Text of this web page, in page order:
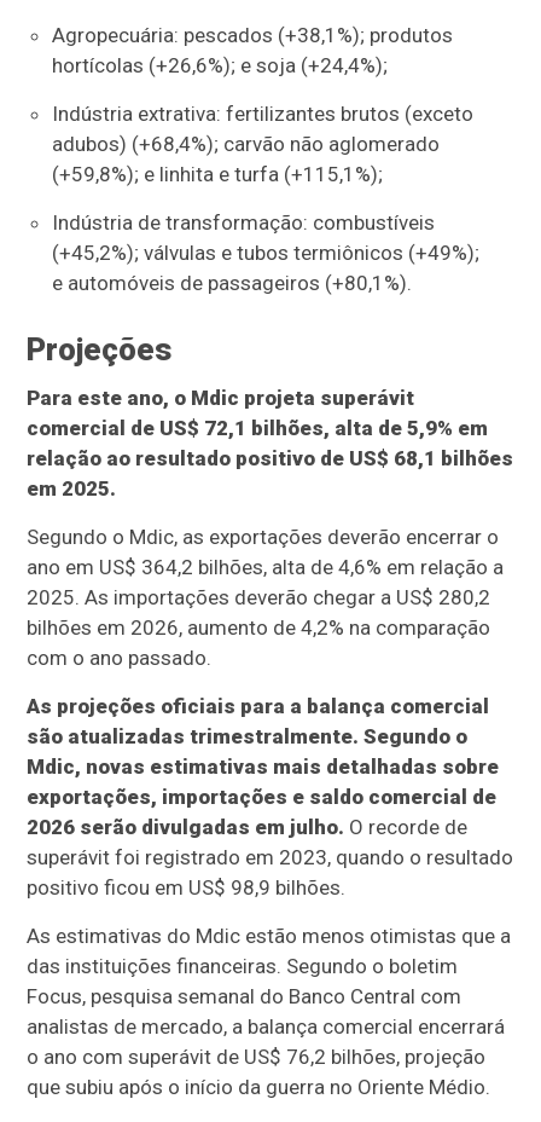
Agropecuária: pescados (+38,1%); produtos
hortícolas (+26,6%); e soja (+24,4%);
Indústria extrativa: fertilizantes brutos (exceto
adubos) (+68,4%); carvão não aglomerado
(+59,8%); e linhita e turfa (+115,1%);
Indústria de transformação: combustíveis
(+45,2%); válvulas e tubos termiônicos (+49%);
e automóveis de passageiros (+80,1%).
Projeções
Para este ano, o Mdic projeta superávit
comercial de US$ 72,1 bilhões, alta de 5,9% em
relação ao resultado positivo de US$ 68,1 bilhões
em 2025.
Segundo o Mdic, as exportações deverão encerrar o
ano em US$ 364,2 bilhões, alta de 4,6% em relação a
2025. As importações deverão chegar a US$ 280,2
bilhões em 2026, aumento de 4,2% na comparação
com o ano passado.
As projeções oficiais para a balança comercial
são atualizadas trimestralmente. Segundo o
Mdic, novas estimativas mais detalhadas sobre
exportações, importações e saldo comercial de
2026 serão divulgadas em julho. O recorde de
superávit foi registrado em 2023, quando o resultado
positivo ficou em US$ 98,9 bilhões.
As estimativas do Mdic estão menos otimistas que a
das instituições financeiras. Segundo o boletim
Focus, pesquisa semanal do Banco Central com
analistas de mercado, a balança comercial encerrará
o ano com superávit de US$ 76,2 bilhões, projeção
que subiu após o início da guerra no Oriente Médio.